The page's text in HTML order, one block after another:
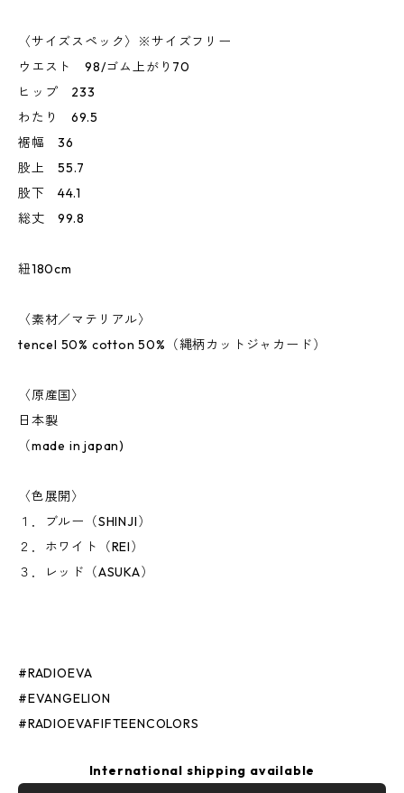
〈サイズスペック〉※サイズフリー
ウエスト 98/ゴム上がり70
ヒップ 233
わたり 69.5
裾幅 36
股上 55.7
股下 44.1
総丈 99.8
紐180cm
〈素材／マテリアル〉
tencel 50% cotton 50%（縄柄カットジャカード）
〈原産国〉
日本製
（made in japan)
〈色展開〉
１．ブルー（SHINJI）
２．ホワイト（REI）
３．レッド（ASUKA）
#RADIOEVA
#EVANGELION
#RADIOEVAFIFTEENCOLORS
International shipping available